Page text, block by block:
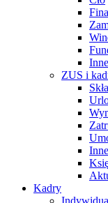
ZUS i
Kadry